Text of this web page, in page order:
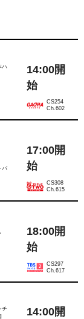
ハ
14:00開
始
CS254
Ch.602
バ
17:00開
始
CS308
Ch.615
18:00開
始
CS297
Ch.617
チ
14:00開